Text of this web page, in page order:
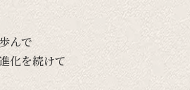
歩んで
進化を続けて